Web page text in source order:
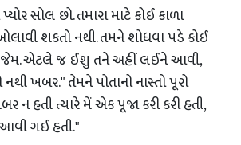
સોલ છો. તમારા માટે કોઈ કાળા
શકતો નથી. તમને શોધવા પડે કોઈ
જેમ. એટલે જ ઈશુ તને અહીં લઈને આવી,
ખબર." તેમને પોતાનો નાસ્તો પૂરો
ન હતી ત્યારે મેં એક પૂજા કરી કરી હતી,
ગઈ હતી."